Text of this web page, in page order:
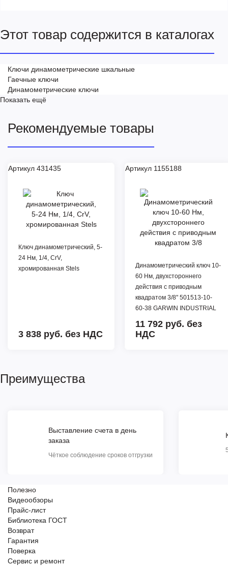
Этот товар содержится в каталогах
Ключи динамометрические шкальные
Гаечные ключи
Динамометрические ключи
Показать ещё
Рекомендуемые товары
Артикул 431435
Ключ динамометрический, 5-
24 Нм, 1/4, CrV,
хромированная Stels
3 838 руб. без НДС
Артикул 1155188
Динамометрический ключ 10-
60 Нм, двухстороннего
действия с приводным
квадратом 3/8" 501513-10-
60-38 GARWIN INDUSTRIAL
11 792 руб. без
НДС
Преимущества
Выставление счета в день
заказа
Чёткое соблюдение сроков отгрузки
Полезно
Видеообзоры
Прайс-лист
Библиотека ГОСТ
Возврат
Гарантия
Поверка
Сервис и ремонт